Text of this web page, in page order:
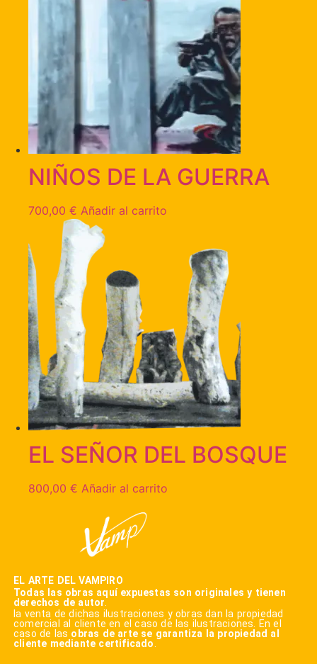
NIÑOS DE LA GUERRA
700,00 € Añadir al carrito
EL SEÑOR DEL BOSQUE
800,00 € Añadir al carrito
EL ARTE DEL VAMPIRO
Todas las obras aquí expuestas son originales y tienen
derechos de autor
la venta de dichas ilustraciones y obras dan la propiedad
comercial al cliente en el caso de las ilustraciones. En el
caso de las obras de arte se garantiza la propiedad al
cliente mediante certificado